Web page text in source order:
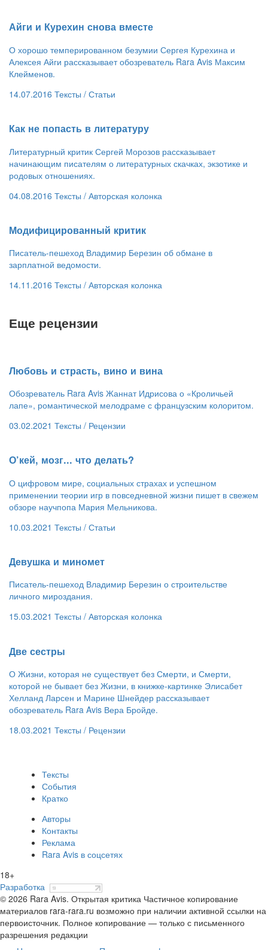
​Айги и Курехин снова вместе
О хорошо темперированном безумии Сергея Курехина и
Алексея Айги рассказывает обозреватель Rara Avis Максим
Клейменов.
14.07.2016 Тексты / Статьи
​Как не попасть в литературу
Литературный критик Сергей Морозов рассказывает
начинающим писателям о литературных скачках, экзотике и
родовых отношениях.
04.08.2016 Тексты / Авторская колонка
​Модифицированный критик
Писатель-пешеход Владимир Березин об обмане в
зарплатной ведомости.
14.11.2016 Тексты / Авторская колонка
Еще рецензии
​Любовь и страсть, вино и вина
Обозреватель Rara Avis Жаннат Идрисова о «Кроличьей
лапе», романтической мелодраме с французским колоритом.
03.02.2021 Тексты / Рецензии
​О’кей, мозг... что делать?
О цифровом мире, социальных страхах и успешном
применении теории игр в повседневной жизни пишет в свежем
обзоре научпопа Мария Мельникова.
10.03.2021 Тексты / Статьи
Девушка и миномет
Писатель-пешеход Владимир Березин о строительстве
личного мироздания.
15.03.2021 Тексты / Авторская колонка
​Две сестры
О Жизни, которая не существует без Смерти, и Смерти,
которой не бывает без Жизни, в книжке-картинке Элисабет
Хелланд Ларсен и Марине Шнейдер рассказывает
обозреватель Rara Avis Вера Бройде.
18.03.2021 Тексты / Рецензии
Тексты
События
Кратко
Авторы
Контакты
Реклама
Rara Avis в соцсетях
18+
Разработка
© 2026 Rara Avis. Открытая критика Частичное копирование
материалов rara-rara.ru возможно при наличии активной ссылки на
первоисточник. Полное копирование — только с письменного
разрешения редакции